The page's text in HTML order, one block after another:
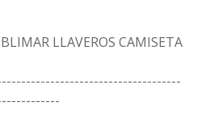
LLAVEROS CAMISETA